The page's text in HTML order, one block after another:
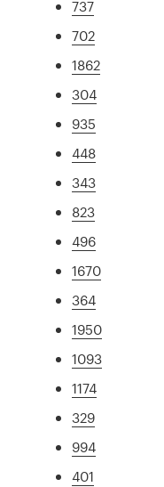
737
702
1862
304
935
448
343
823
496
1670
364
1950
1093
1174
329
994
401